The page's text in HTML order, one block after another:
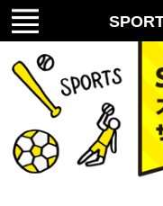
スポナビ！サイタマ！
メニ
ュー